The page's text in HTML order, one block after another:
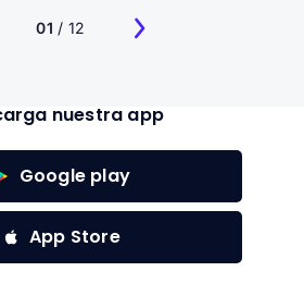
01 / 12
nuestra app
Google play
App Store